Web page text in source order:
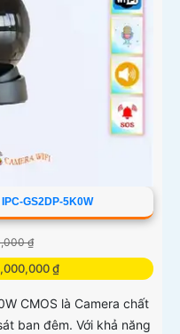
GS2DP-5K0W
₫
₫
CMOS là Camera chất
ban đêm. Với khả năng